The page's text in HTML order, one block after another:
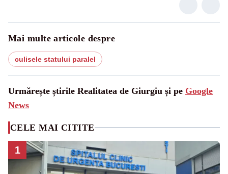
Mai multe articole despre
culisele statului paralel
Urmărește știrile Realitatea de Giurgiu și pe Google
News
CELE MAI CITITE
1